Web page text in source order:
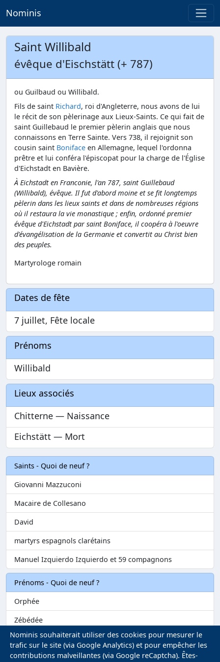
Nominis
Saint Willibald
évêque d'Eischstätt (+ 787)
ou Guilbaud ou Willibald.
Fils de saint Richard, roi d'Angleterre, nous avons de lui
le récit de son pèlerinage aux Lieux-Saints. Ce qui fait de
saint Guillebaud le premier pèlerin anglais que nous
connaissons en Terre Sainte. Vers 738, il rejoignit son
cousin saint Boniface en Allemagne, lequel l'ordonna
prêtre et lui conféra l'épiscopat pour la charge de l'Église
d'Eichstadt en Bavière.
À Eichstadt en Franconie, l'an 787, saint Guillebaud
(Willibald), évêque. Il fut d'abord moine et se fit longtemps
pèlerin dans les lieux saints et dans de nombreuses régions
où il restaura la vie monastique ; enfin, ordonné premier
évêque d'Eichstadt par saint Boniface, il coopéra à l'oeuvre
d'évangélisation de la Germanie et convertit au Christ bien
des peuples.
Martyrologe romain
Dates de fête
7 juillet, Fête locale
Prénoms
Willibald
Lieux associés
Chitterne — Naissance
Eichstätt — Mort
Saints - Quoi de neuf ?
Giovanni Mazzuconi
Macaire de Collesano
David
martyrs espagnols clarétains
Manuel Izquierdo Izquierdo et 59 compagnons
Prénoms - Quoi de neuf ?
Orphée
Zébédée
Melvil
Matilin
Nominis souhaiterait utiliser des cookies pour mesurer le
trafic sur le site (via Google Analytics) et pour empêcher les
contributions malveillantes (via Google reCaptcha). Êtes-